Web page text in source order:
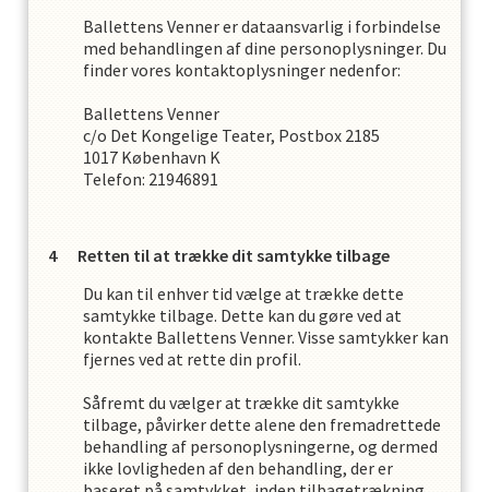
Ballettens Vennerer dataansvarlig i forbindelse
med behandlingen af dine personoplysninger. Du
finder vores kontaktoplysninger nedenfor:
Ballettens Venner
c/o Det Kongelige Teater, Postbox 2185
1017 København K
Telefon: 21946891
Retten til at trække dit samtykke tilbage
Du kan til enhver tid vælge at trække dette
samtykke tilbage. Dette kan du gøre ved at
kontakte Ballettens Venner. Visse samtykker kan
fjernes ved at rette din profil.
Såfremt du vælger at trække dit samtykke
tilbage, påvirker dette alene den fremadrettede
behandling af personoplysningerne, og dermed
ikke lovligheden af den behandling, der er